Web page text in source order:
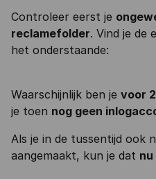
Controleer eerst je
reclamefolder. Vind je de
het onderstaande:
Waarschijnlijk ben je voor
je toen nog geen
Als je in de tussentijd ook
aangemaakt, kun je dat